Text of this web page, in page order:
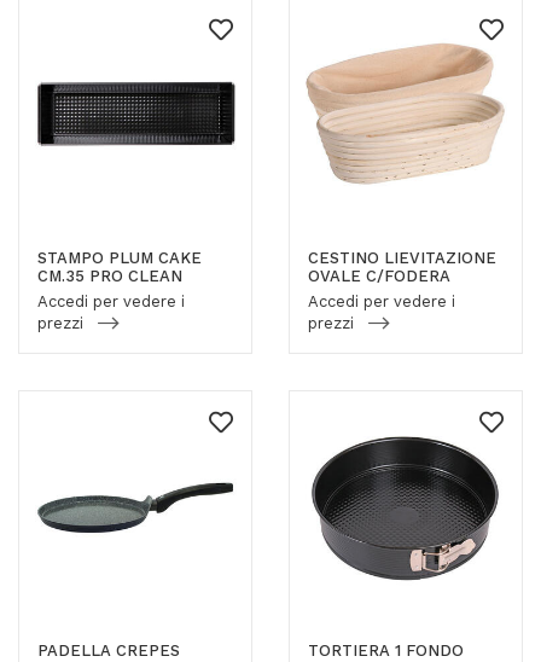
STAMPO PLUM CAKE
CM.35 PRO CLEAN
Accedi per vedere i
prezzi
CESTINO LIEVITAZIONE
OVALE C/FODERA
Accedi per vedere i
prezzi
PADELLA CREPES
TORTIERA 1 FONDO